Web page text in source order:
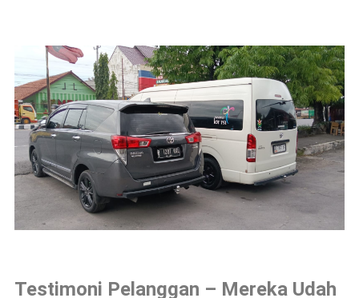
Testimoni Pelanggan – Mereka Udah